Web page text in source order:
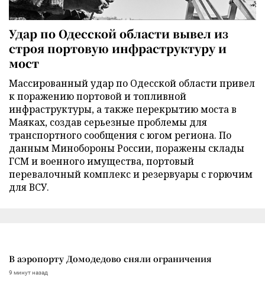
Удар по Одесской области вывел из
строя портовую инфраструктуру и
мост
Массированный удар по Одесской области привел
к поражению портовой и топливной
инфраструктуры, а также перекрытию моста в
Маяках, создав серьезные проблемы для
транспортного сообщения с югом региона. По
данным Минобороны России, поражены склады
ГСМ и военного имущества, портовый
перевалочный комплекс и резервуары с горючим
для ВСУ.
В аэропорту Домодедово сняли ограничения
9 минут назад